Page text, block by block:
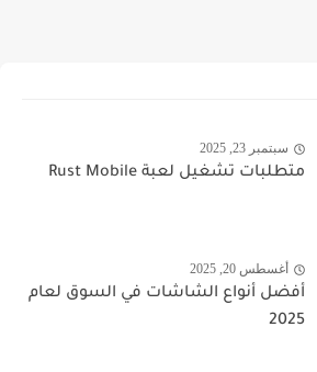
سبتمبر 23, 2025
متطلبات تشغيل لعبة Rust Mobile
أغسطس 20, 2025
أفضل أنواع الشاشات في السوق لعام
2025